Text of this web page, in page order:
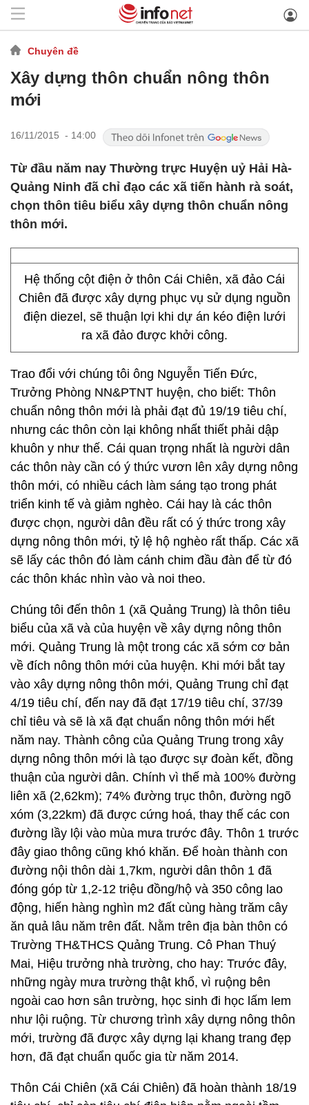
Chuyên đề
Xây dựng thôn chuẩn nông thôn
mới
16/11/2015 - 14:00
Từ đầu năm nay Thường trực Huyện uỷ Hải Hà-
Quảng Ninh đã chỉ đạo các xã tiến hành rà soát,
chọn thôn tiêu biểu xây dựng thôn chuẩn nông
thôn mới.
Hệ thống cột điện ở thôn Cái Chiên, xã đảo Cái
Chiên đã được xây dựng phục vụ sử dụng nguồn
điện diezel, sẽ thuận lợi khi dự án kéo điện lưới
ra xã đảo được khởi công.
Trao đổi với chúng tôi ông Nguyễn Tiến Đức,
Trưởng Phòng NN&PTNT huyện, cho biết: Thôn
chuẩn nông thôn mới là phải đạt đủ 19/19 tiêu chí,
nhưng các thôn còn lại không nhất thiết phải dập
khuôn y như thế. Cái quan trọng nhất là người dân
các thôn này cần có ý thức vươn lên xây dựng nông
thôn mới, có nhiều cách làm sáng tạo trong phát
triển kinh tế và giảm nghèo. Cái hay là các thôn
được chọn, người dân đều rất có ý thức trong xây
dựng nông thôn mới, tỷ lệ hộ nghèo rất thấp. Các xã
sẽ lấy các thôn đó làm cánh chim đầu đàn để từ đó
các thôn khác nhìn vào và noi theo.
Chúng tôi đến thôn 1 (xã Quảng Trung) là thôn tiêu
biểu của xã và của huyện về xây dựng nông thôn
mới. Quảng Trung là một trong các xã sớm cơ bản
về đích nông thôn mới của huyện. Khi mới bắt tay
vào xây dựng nông thôn mới, Quảng Trung chỉ đạt
4/19 tiêu chí, đến nay đã đạt 17/19 tiêu chí, 37/39
chỉ tiêu và sẽ là xã đạt chuẩn nông thôn mới hết
năm nay. Thành công của Quảng Trung trong xây
dựng nông thôn mới là tạo được sự đoàn kết, đồng
thuận của người dân. Chính vì thế mà 100% đường
liên xã (2,62km); 74% đường trục thôn, đường ngõ
xóm (3,22km) đã được cứng hoá, thay thế các con
đường lầy lội vào mùa mưa trước đây. Thôn 1 trước
đây giao thông cũng khó khăn. Để hoàn thành con
đường nội thôn dài 1,7km, người dân thôn 1 đã
đóng góp từ 1,2-12 triệu đồng/hộ và 350 công lao
động, hiến hàng nghìn m2 đất cùng hàng trăm cây
ăn quả lâu năm trên đất. Nằm trên địa bàn thôn có
Trường TH&THCS Quảng Trung. Cô Phan Thuý
Mai, Hiệu trưởng nhà trường, cho hay: Trước đây,
những ngày mưa trường thật khổ, vì ruộng bên
ngoài cao hơn sân trường, học sinh đi học lấm lem
như lội ruộng. Từ chương trình xây dựng nông thôn
mới, trường đã được xây dựng lại khang trang đẹp
hơn, đã đạt chuẩn quốc gia từ năm 2014.
Thôn Cái Chiên (xã Cái Chiên) đã hoàn thành 18/19